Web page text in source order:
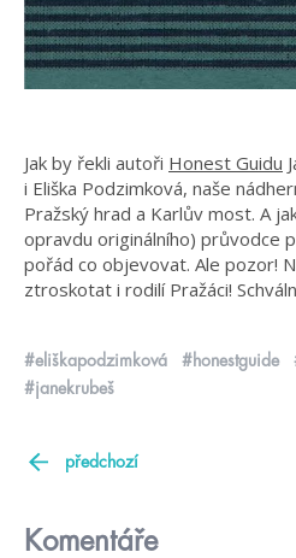
Jak by řekli autoři Honest Guidu
i Eliška Podzimková, naše
Pražský hrad a Karlův most. A
opravdu originálního) průvodce
pořád co objevovat. Ale pozor!
ztroskotat i rodilí Pražáci!
#eliškapodzimková #honestguide
#janekrubeš
předchozí
Komentáře